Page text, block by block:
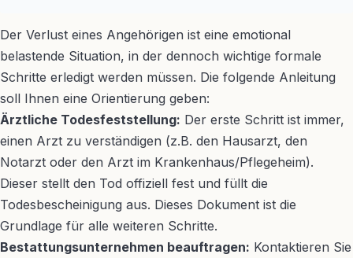
Der Verlust eines Angehörigen ist eine emotional
belastende Situation, in der dennoch wichtige formale
Schritte erledigt werden müssen. Die folgende Anleitung
soll Ihnen eine Orientierung geben:
Ärztliche Todesfeststellung: Der erste Schritt ist immer,
einen Arzt zu verständigen (z.B. den Hausarzt, den
Notarzt oder den Arzt im Krankenhaus/Pflegeheim).
Dieser stellt den Tod offiziell fest und füllt die
Todesbescheinigung aus. Dieses Dokument ist die
Grundlage für alle weiteren Schritte.
Bestattungsunternehmen beauftragen: Kontaktieren Sie